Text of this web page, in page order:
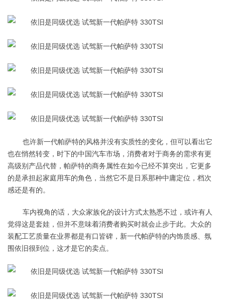
也许新一代帕萨特的风格并没有实质性的变化，但可以看出它
也在悄然转变，时下的中国汽车市场，消费者对于商务的需求有更
高级别产品代替，帕萨特的商务属性在如今已经不算突出，它更多
的是承担起家庭用车的角色，当然它不是日系那种中庸定位，档次
感还是有的。
车内视角的话，大众家族化的设计方式太熟悉不过，或许有人
觉得这是套娃，但并不意味着消费者购买时就会止步于此。大众的
装配工艺质量在业界都是有口皆碑，新一代帕萨特的内饰质感、氛
围依旧很到位，这才是它的卖点。